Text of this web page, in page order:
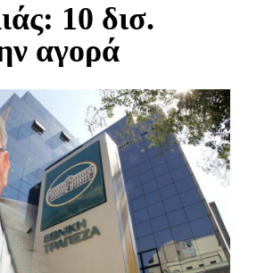
10 δισ.
αγορά